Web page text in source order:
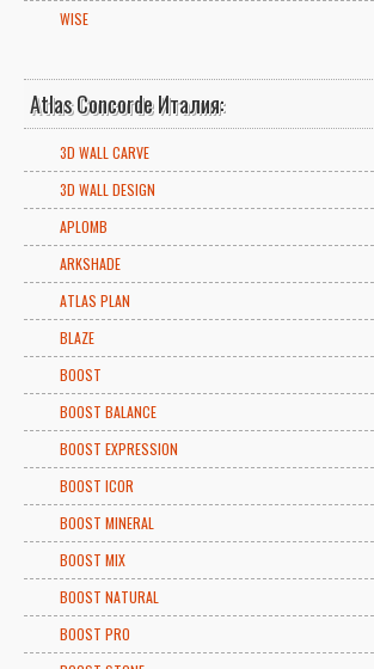
WISE
Atlas Concorde Италия:
3D WALL CARVE
3D WALL DESIGN
APLOMB
ARKSHADE
ATLAS PLAN
BLAZE
BOOST
BOOST BALANCE
BOOST EXPRESSION
BOOST ICOR
BOOST MINERAL
BOOST MIX
BOOST NATURAL
BOOST PRO